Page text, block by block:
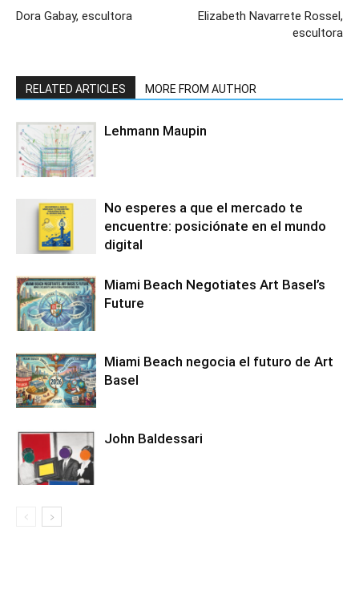
Dora Gabay, escultora
Elizabeth Navarrete Rossel,
escultora
RELATED ARTICLES MORE FROM AUTHOR
Lehmann Maupin
No esperes a que el mercado te
encuentre: posiciónate en el mundo
digital
Miami Beach Negotiates Art Basel’s
Future
Miami Beach negocia el futuro de Art
Basel
John Baldessari